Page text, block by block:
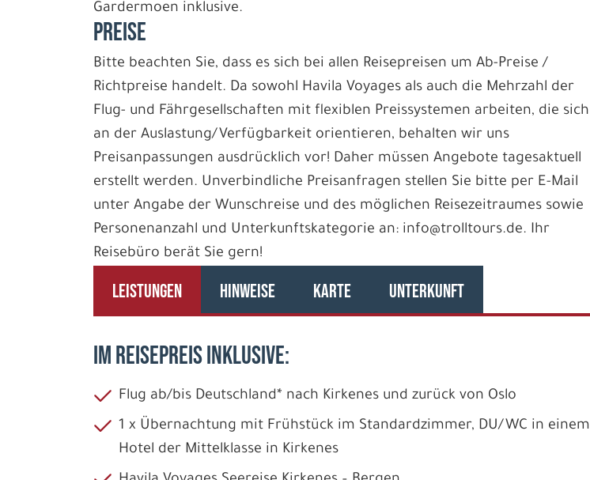
Gardermoen inklusive.
PREISE
Bitte beachten Sie, dass es sich bei allen Reisepreisen um Ab-Preise /
Richtpreise handelt. Da sowohl Havila Voyages als auch die Mehrzahl der
Flug- und Fährgesellschaften mit flexiblen Preissystemen arbeiten, die sich
an der Auslastung/Verfügbarkeit orientieren, behalten wir uns
Preisanpassungen ausdrücklich vor! Daher müssen Angebote tagesaktuell
erstellt werden. Unverbindliche Preisanfragen stellen Sie bitte per E-Mail
unter Angabe der Wunschreise und des möglichen Reisezeitraumes sowie
Personenanzahl und Unterkunftskategorie an: info@trolltours.de. Ihr
Reisebüro berät Sie gern!
LEISTUNGEN HINWEISE KARTE UNTERKUNFT
IM REISEPREIS INKLUSIVE:
Flug ab/bis Deutschland* nach Kirkenes und zurück von Oslo
1 x Übernachtung mit Frühstück im Standardzimmer, DU/WC in einem
Hotel der Mittelklasse in Kirkenes